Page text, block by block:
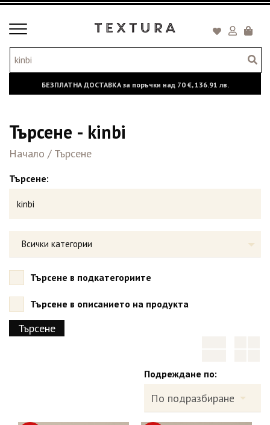
Toggle
БЕЗПЛАТНА ДОСТАВКА за поръчки над 70 €,136.91 лв.
Търсене - kinbi
Начало / Търсене
Търсене:
Всички категории
Търсене в подкатегориите
Търсене в описанието на продукта
Подреждане по: